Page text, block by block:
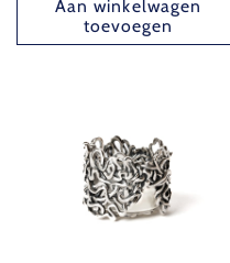
Aan winkelwagen
toevoegen